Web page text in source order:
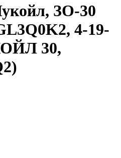
ЗО-30
4-19-
30,